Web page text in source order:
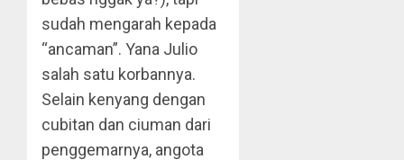
sudah mengarah kepada
“ancaman”. Yana Julio
salah satu korbannya.
Selain kenyang dengan
cubitan dan ciuman dari
penggemarnya, angota